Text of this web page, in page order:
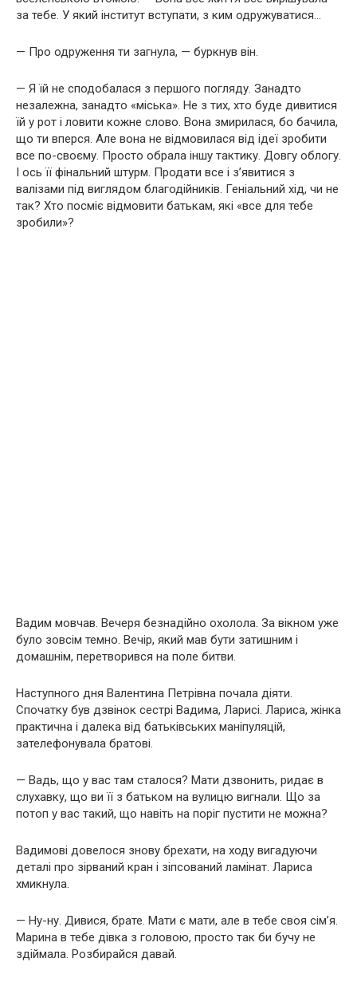
за тебе. У який інститут вступати, з ким одружуватися…
— Про одруження ти загнула, — буркнув він.
— Я їй не сподобалася з першого погляду. Занадто
незалежна, занадто «міська». Не з тих, хто буде дивитися
їй у рот і ловити кожне слово. Вона змирилася, бо бачила,
що ти вперся. Але вона не відмовилася від ідеї зробити
все по-своєму. Просто обрала іншу тактику. Довгу облогу.
І ось її фінальний штурм. Продати все і з’явитися з
валізами під виглядом благодійників. Геніальний хід, чи не
так? Хто посміє відмовити батькам, які «все для тебе
зробили»?
Вадим мовчав. Вечеря безнадійно охолола. За вікном уже
було зовсім темно. Вечір, який мав бути затишним і
домашнім, перетворився на поле битви.
Наступного дня Валентина Петрівна почала діяти.
Спочатку був дзвінок сестрі Вадима, Ларисі. Лариса, жінка
практична і далека від батьківських маніпуляцій,
зателефонувала братові.
— Вадь, що у вас там сталося? Мати дзвонить, ридає в
слухавку, що ви її з батьком на вулицю вигнали. Що за
потоп у вас такий, що навіть на поріг пустити не можна?
Вадимові довелося знову брехати, на ходу вигадуючи
деталі про зірваний кран і зіпсований ламінат. Лариса
хмикнула.
— Ну-ну. Дивися, брате. Мати є мати, але в тебе своя сім’я.
Марина в тебе дівка з головою, просто так би бучу не
здіймала. Розбирайся давай.